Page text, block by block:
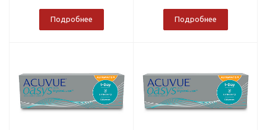
Подробнее Подробнее